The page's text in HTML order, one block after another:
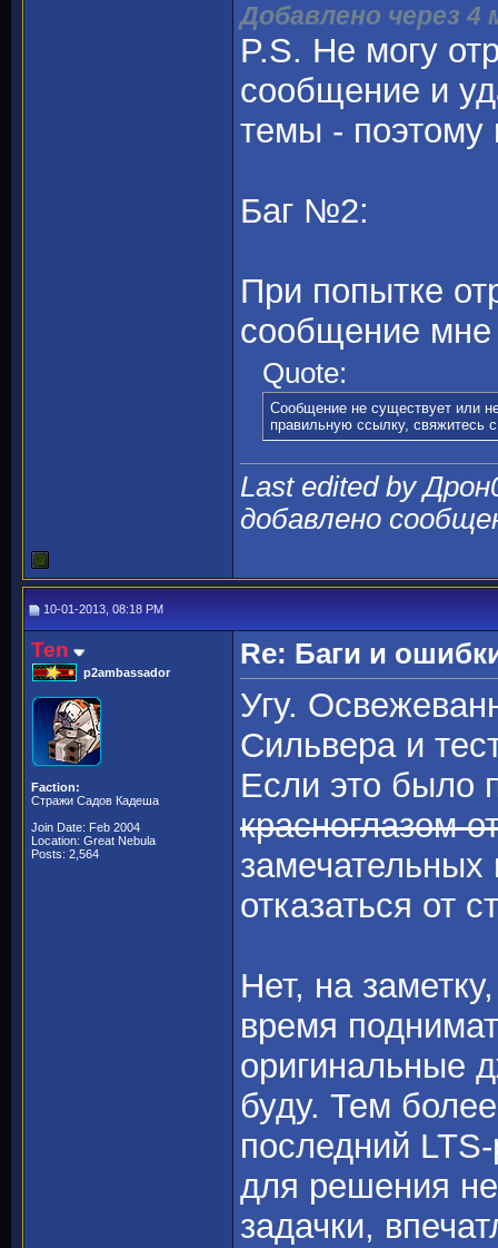
Добавлено через
P.S. Не могу
сообщение и
темы - поэтому
Баг №2:
При попытке
сообщение
Quote:
Сообщение не существует или
правильную ссылку, свяжитесь
Last edited by
добавлено
10-01-2013, 08:18 PM
Ten
p2ambassador
Faction:
Стражи Садов Кадеша
Join Date: Feb 2004
Location: Great Nebula
Posts: 2,564
Re: Баги и
Угу.
Сильвера и
Если это было
красноглазом
замечательных
отказаться от
Нет, на
время
оригинальные
буду. Тем
последний
для решения
задачки,